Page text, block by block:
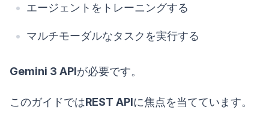
エージェントをトレーニングする
マルチモーダルなタスクを実行する
Gemini 3 APIが必要です。
このガイドではREST APIに焦点を当てています。